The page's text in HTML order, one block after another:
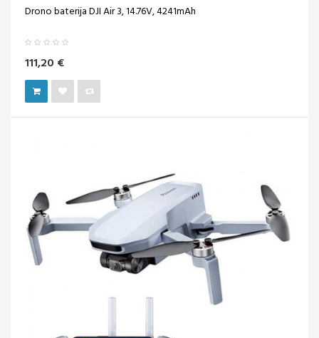
Drono baterija DJI Air 3, 14.76V, 4241mAh
111,20 €